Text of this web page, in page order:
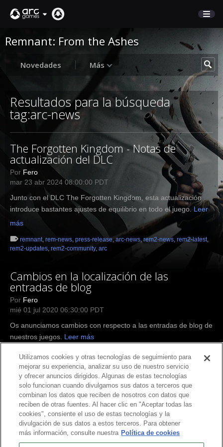
COMERCIO
Iniciar sesión
Deutsch
Français
Italiano
Pусский
Español
Remnant: From the Ashes
Novedades Más
Resultados para la búsqueda
tag:arc-news
The Forgotten Kingdom - Notas de
actualización del DLC
Por Fero
mar 23 abr 2024 08:00:00 PDT
Junto con el DLC The Forgotten Kingdom, esta actualización
introduce bastantes ajustes de equilibrio en todo el juego. Leer
más
remnant, rem-news, press-release, arc-news, rem2-news, rem2-latest,
rem2-updates, rem2-community, arc
Cambios en la localización de las
entradas de blog
Por Fero
mié 01 jul 2020 06:30:00 PDT
Os anunciamos cambios con respecto a las entradas de blog de
nuestros juegos. Leer más
rem-news arc-news
Utilizamos cookies y otras tecnologías de seguimiento para
mejorar su experiencia, analizar su uso de nuestro servicio
y ofrecer anuncios dirigidos. Algunas de estas tecnologías
solo funcionan cuando divulgamos sus datos a terceros que
combinan los datos que reciben de nosotros con datos que
reciben de otras fuentes. Al hacer clic en "Aceptar todas las
cookies", consiente el uso de estas tecnologías y la
divulgación de sus datos a estos terceros. Para obtener
más información, consulte nuestra Política de cookies